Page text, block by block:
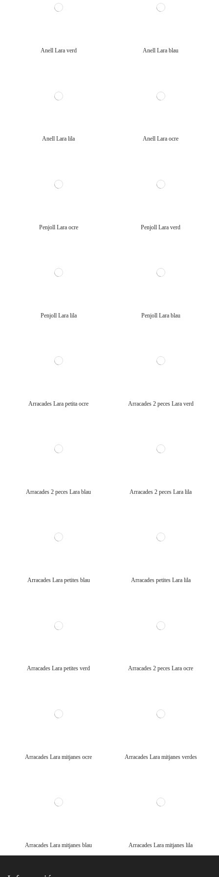
Anell Lara verd Anell Lara blau
Anell Lara lila Anell Lara ocre
Penjoll Lara ocre Penjoll Lara verd
Penjoll Lara lila Penjoll Lara blau
Arracades Lara petita ocre Arracades 2 peces Lara verd
Arracades 2 peces Lara blau Arracades 2 peces Lara lila
Arracades Lara petites blau Arracades petites Lara lila
Arracades Lara petites verd Arracades 2 peces Lara ocre
Arracades Lara mitjanes ocre Arracades Lara mitjanes verdes
Arracades Lara mitjanes blau Arracades Lara mitjanes lila